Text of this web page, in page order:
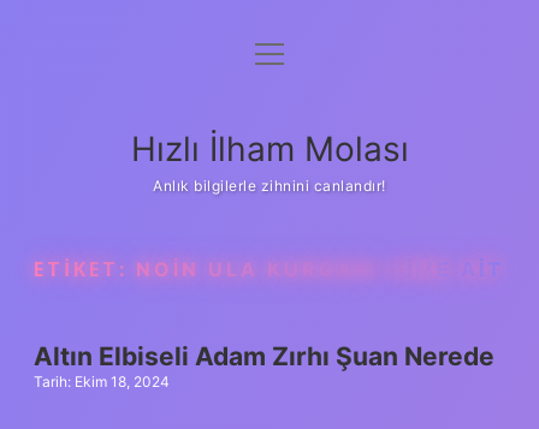
Anasayfa
Yasal Uyarı
menüyü
Hızlı İlham Molası
Anlık bilgilerle zihnini canlandır!
ETIKET: NOIN ULA KURGANI KIME AIT
Altın Elbiseli Adam Zırhı Şuan Nerede
Tarih: Ekim 18, 2024